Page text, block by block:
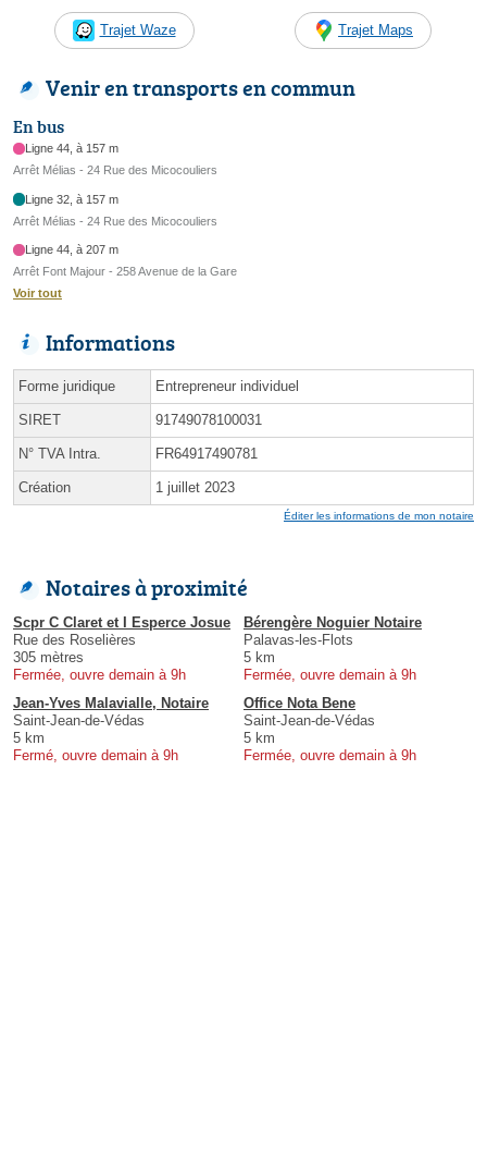
Trajet Waze Trajet Maps
Venir en transports en commun
En bus
Ligne 44, à 157 m
Arrêt Mélias - 24 Rue des Micocouliers
Ligne 32, à 157 m
Arrêt Mélias - 24 Rue des Micocouliers
Ligne 44, à 207 m
Arrêt Font Majour - 258 Avenue de la Gare
Voir tout
Informations
Forme juridique Entrepreneur individuel
SIRET 91749078100031
N° TVA Intra. FR64917490781
Création 1 juillet 2023
Éditer les informations de mon notaire
Notaires à proximité
Scpr C Claret et I Esperce Josue
Rue des Roselières
305 mètres
Fermée, ouvre demain à 9h
Bérengère Noguier Notaire
Palavas-les-Flots
5 km
Fermée, ouvre demain à 9h
Jean-Yves Malavialle, Notaire
Saint-Jean-de-Védas
5 km
Fermé, ouvre demain à 9h
Office Nota Bene
Saint-Jean-de-Védas
5 km
Fermée, ouvre demain à 9h